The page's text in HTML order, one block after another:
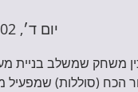
יום ד׳, 02 באפר׳
משחק שמשלב בניית
הכח (סוללות) שמפעיל